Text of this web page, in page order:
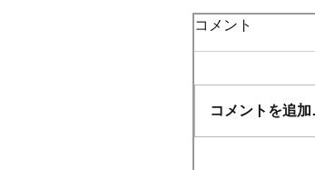
コメント
コメントを追